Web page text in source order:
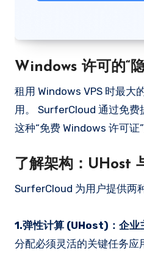
Windows 许可的“
租用 Windows VPS 时最大
用。 SurferCloud 通过免费
这种“免费 Windows 许可证
了解架构：UHost
SurferCloud 为用户提供两
1.弹性计算 (UHost)：企业
分配必须灵活的关键任务应